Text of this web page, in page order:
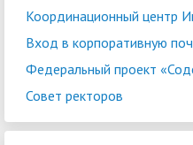
Координационный центр
Вход в корпоративную
Федеральный проект
Совет ректоров